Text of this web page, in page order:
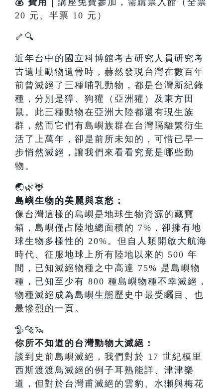
20 元、半票 10 元）
🦴🔍
近年台中的國立科博館考古研究人員研究考
古遺址動物遺骨時，赫然發現台灣在數百年
前曾滅絕了三種哺乳動物，都是台灣新紀錄
種，分別是獐、狗獾（亞洲獾）及東方田
鼠。此三種動物在亞洲大陸都還有現生族
群，然而它們有島嶼族群在台灣隔離繁衍生
活了上萬年，卻是前所未知的，可惜已早一
步悄然滅絕，讓我們來看看究竟是哪些動
物。
🌏🌿🦌
島嶼生物的美麗與哀愁：
像台灣這樣的島嶼是地球生物資源的藏寶
箱，島嶼僅占陸地總面積的 7%，卻擁有地
球生物多樣性的 20%。但自人類開啟大航海
時代、征服地球上所有陸地以來的 500 年
間，已知滅絕物種之中高達 75% 是島嶼物
種，已知至少有 800 種島嶼物種不幸滅絕，
物種滅絕成為島嶼生態歷史中最受矚目、也
最慘烈的一頁。
🦤🐆🦦
你所不知道的台灣動物大滅絕：
談到史前島嶼滅絕，我們對於 17 世紀模里
西斯渡渡鳥滅絕的例子耳熟能詳、津津樂
道，但對於台灣甫滅絕的雲豹、水獺與梅花